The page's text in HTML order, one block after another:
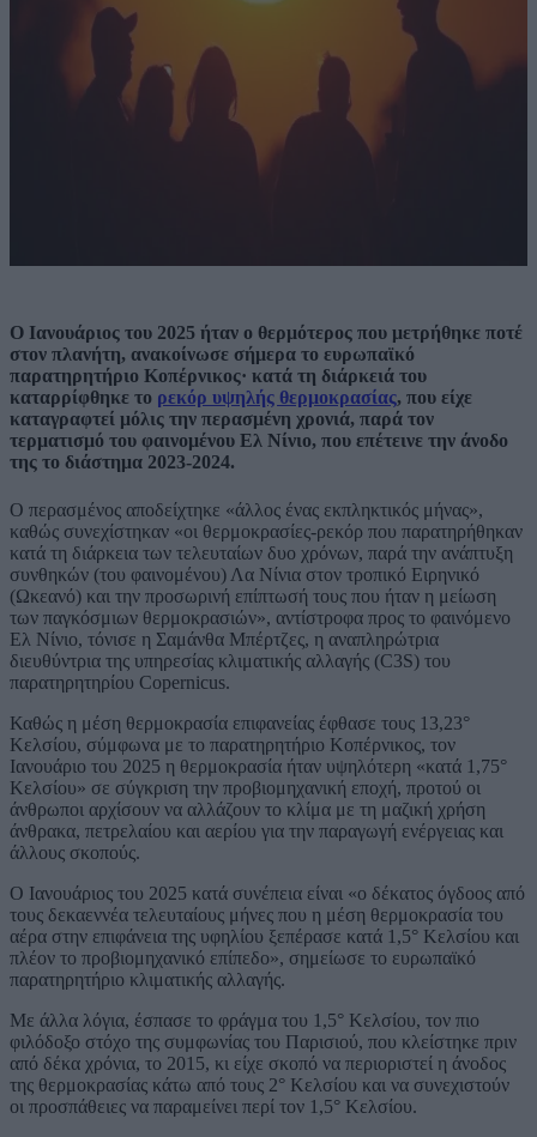
Ο Ιανουάριος του 2025 ήταν ο θερμότερος που μετρήθηκε ποτέ
στον πλανήτη, ανακοίνωσε σήμερα το ευρωπαϊκό
παρατηρητήριο Κοπέρνικος· κατά τη διάρκειά του
καταρρίφθηκε το ρεκόρ υψηλής θερμοκρασίας, που είχε
καταγραφτεί μόλις την περασμένη χρονιά, παρά τον
τερματισμό του φαινομένου Ελ Νίνιο, που επέτεινε την άνοδο
της το διάστημα 2023-2024.
Ο περασμένος αποδείχτηκε «άλλος ένας εκπληκτικός μήνας»,
καθώς συνεχίστηκαν «οι θερμοκρασίες-ρεκόρ που παρατηρήθηκαν
κατά τη διάρκεια των τελευταίων δυο χρόνων, παρά την ανάπτυξη
συνθηκών (του φαινομένου) Λα Νίνια στον τροπικό Ειρηνικό
(Ωκεανό) και την προσωρινή επίπτωσή τους που ήταν η μείωση
των παγκόσμιων θερμοκρασιών», αντίστροφα προς το φαινόμενο
Ελ Νίνιο, τόνισε η Σαμάνθα Μπέρτζες, η αναπληρώτρια
διευθύντρια της υπηρεσίας κλιματικής αλλαγής (C3S) του
παρατηρητηρίου Copernicus.
Καθώς η μέση θερμοκρασία επιφανείας έφθασε τους 13,23°
Κελσίου, σύμφωνα με το παρατηρητήριο Κοπέρνικος, τον
Ιανουάριο του 2025 η θερμοκρασία ήταν υψηλότερη «κατά 1,75°
Κελσίου» σε σύγκριση την προβιομηχανική εποχή, προτού οι
άνθρωποι αρχίσουν να αλλάζουν το κλίμα με τη μαζική χρήση
άνθρακα, πετρελαίου και αερίου για την παραγωγή ενέργειας και
άλλους σκοπούς.
Ο Ιανουάριος του 2025 κατά συνέπεια είναι «ο δέκατος όγδοος από
τους δεκαεννέα τελευταίους μήνες που η μέση θερμοκρασία του
αέρα στην επιφάνεια της υφηλίου ξεπέρασε κατά 1,5° Κελσίου και
πλέον το προβιομηχανικό επίπεδο», σημείωσε το ευρωπαϊκό
παρατηρητήριο κλιματικής αλλαγής.
Με άλλα λόγια, έσπασε το φράγμα του 1,5° Κελσίου, τον πιο
φιλόδοξο στόχο της συμφωνίας του Παρισιού, που κλείστηκε πριν
από δέκα χρόνια, το 2015, κι είχε σκοπό να περιοριστεί η άνοδος
της θερμοκρασίας κάτω από τους 2° Κελσίου και να συνεχιστούν
οι προσπάθειες να παραμείνει περί τον 1,5° Κελσίου.